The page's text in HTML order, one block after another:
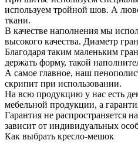
используем тройной шов. А
ткани.
В качестве наполнения мы
высокого качества. Диаметр
Благодаря таким маленьким
держать форму, такой
А самое главное, наш
скрипит при использовании.
На всю продукцию у нас есть
мебельной продукции, а
Гарантия не распространяется
зависит от индивидуальных
Как выбрать кресло-мешок